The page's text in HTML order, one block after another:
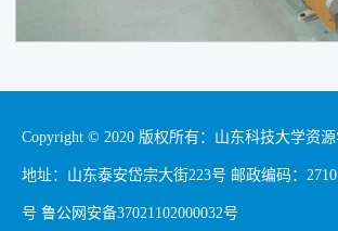
Copyright © 2020 版权所有：山东科技大学资
地址：山东泰安岱宗大街223号 邮政编码：
号 鲁公网安备37021102000032号